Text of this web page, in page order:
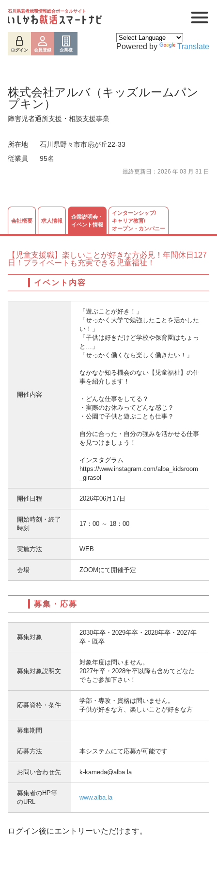
石川県若者就職情報総合ポータルサイト
ログイン 会員登録 企業様 Powered by Translate
株式会社アルバ（キッズルームパン
プキン）
障害児者通所支援・相談支援事業
所在地
石川県野々市市扇が丘22-33
従業員
95名
最終更新日：2026 年 03 月 31 日
会社概要 求人情報
企業説明会・
イベント情報
インターンシップ/
キャリア教育/
オープン・カンパニー
【児童支援職】楽しいことが好きな方必見！年間休日127
日！プライベートも充実できる児童福祉！
イベント内容
開催内容
「遊ぶことが好き！」
「せっかく大学で勉強したことを活かした
い！」
「子供は好きだけど学校や保育園はちょっ
と…」
「せっかく働くなら楽しく働きたい！」
なかなか知る機会のない【児童福祉】の仕
事を紹介します！
・どんな仕事をしてる？
・実際のお休みってどんな感じ？
・公園で子供と遊ぶことも仕事？
自分に合った・自分の強みを活かせる仕事
を見つけましょう！
インスタグラム
https://www.instagram.com/alba_kidsroom
_girasol
開催日程 2026年06月17日
開始時刻・終了
時刻
17：00 ～ 18：00
実施方法 WEB
会場 ZOOMにて開催予定
募集・応募
募集対象
2030年卒・2029年卒・2028年卒・2027年
卒・既卒
募集対象説明文
対象年度は問いません。
2027年卒・2028年卒以降も含めてどなた
でもご参加下さい！
応募資格・条件
学部・専攻・資格は問いません。
子供が好きな方、楽しいことが好きな方
募集期間
応募方法 本システムにて応募が可能です
お問い合わせ先 k-kameda@alba.la
募集者のHP等
のURL
www.alba.la
ログイン後にエントリーいただけます。